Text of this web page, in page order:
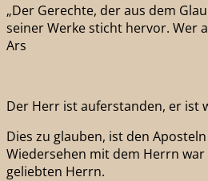
„Der Gerechte, der aus dem
seiner Werke sticht hervor. Wer
Ars
Der Herr ist auferstanden, er ist
Dies zu glauben, ist den
Wiedersehen mit dem Herrn
geliebten Herrn.